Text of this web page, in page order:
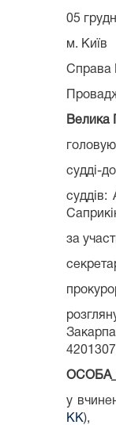
05
м. Київ
Справа
Велика
судді-
за
у
КК),